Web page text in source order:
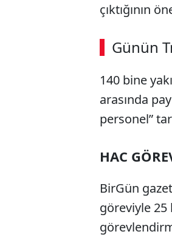
çıktığının
Günün
00:02 / 09:08
140 bine
arasında
personel”
HAC
BirGün
göreviyle 25